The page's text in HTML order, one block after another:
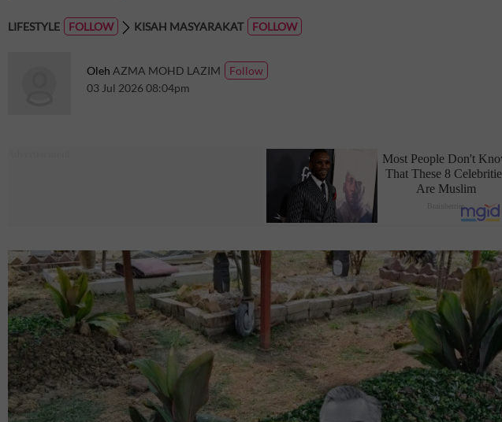
LIFESTYLE KISAH MASYARAKAT
Oleh AZMA MOHD LAZIM
03 Jul 2026 08:04pm